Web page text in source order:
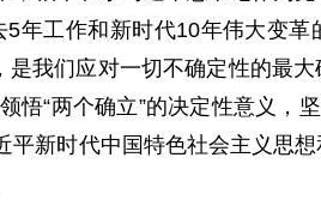
年工作和新时代10年伟大变革
我们应对一切不确定性的最
“两个确立”的决定性意义，
新时代中国特色社会主义思